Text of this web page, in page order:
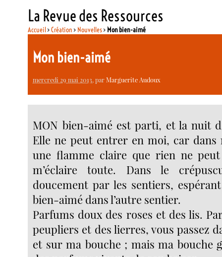
La Revue des Ressources
Accueil>Création > Nouvelles> Mon bien-aimé
Mon bien-aimé
mercredi 29 mai 2013, parMarguerite Audoux
MON bien-aimé est parti, et la nuit
Elle ne peut entrer en moi, car
une flamme claire que rien ne
m’éclaire toute. Dans le
doucement par les sentiers,
bien-aimé dans l’autre sentier.
Parfums doux des roses et des lis.
peupliers et des lierres, vous passez
et sur ma bouche ; mais ma bouche